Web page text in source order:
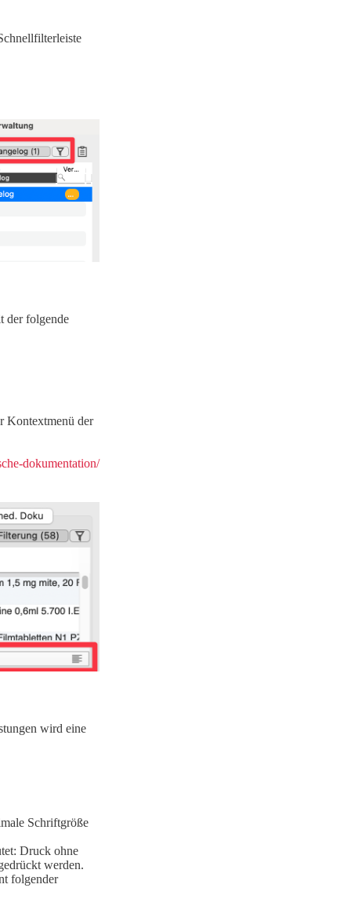
der folgende
Kontextmenü der
dokumentation/
wird eine
Schriftgröße
Druck ohne
werden.
folgender